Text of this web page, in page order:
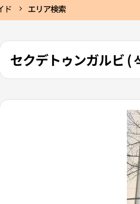
ド エリア検索
セクデトゥンガルビ (